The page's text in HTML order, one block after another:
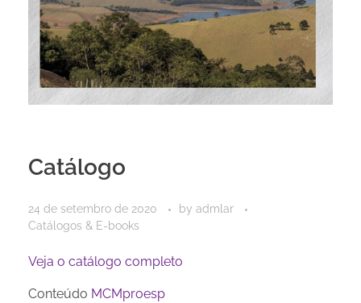
Catálogo
24 de setembro de 2020 by admlar
Catálogos & E-books
Veja o catálogo completo
Conteúdo MCMproesp